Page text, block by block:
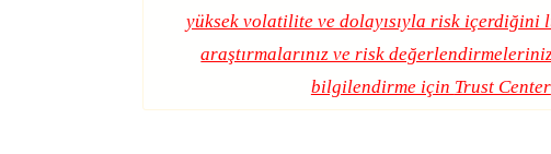
yüksek volatilite ve dolayısıyla risk içerdiğini
araştırmalarınız ve risk
bilgilendirme için Trust Center